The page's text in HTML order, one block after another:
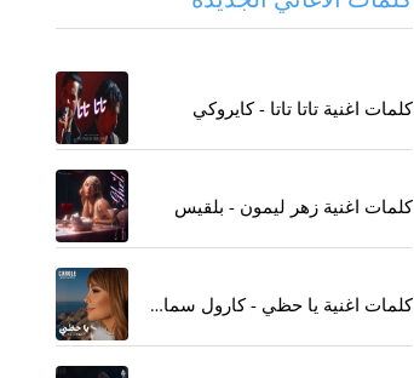
كلمات اغنية تاتا تاتا - كايروكي
كلمات اغنية زهر ليمون - بلقيس
كلمات اغنية يا حظي - كارول سماحة